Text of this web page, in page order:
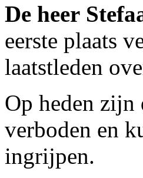
De heer
eerste plaats
laatstleden
Op heden zijn
verboden en
ingrijpen.